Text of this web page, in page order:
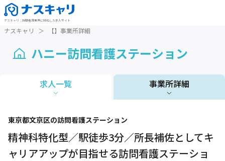
ナスキャリ ： 訪問看護業界に特化した求人サイト
ナスキャリ ＞ 【】事業所詳細
ハニー訪問看護ステーション
求人一覧 事業所詳細
1 / 1
東京都文京区の訪問看護ステーション
精神科特化型／駅徒歩3分／所長補佐としてキ
ャリアアップが目指せる訪問看護ステーショ